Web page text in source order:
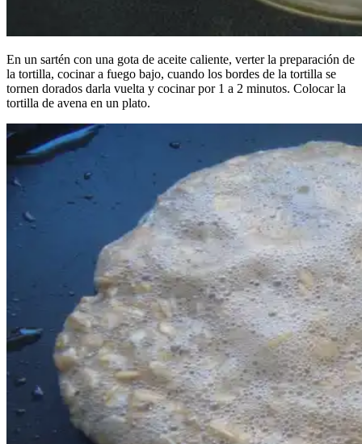
En un sartén con una gota de aceite caliente, verter la preparación de
la tortilla, cocinar a fuego bajo, cuando los bordes de la tortilla se
tornen dorados darla vuelta y cocinar por 1 a 2 minutos. Colocar la
tortilla de avena en un plato.